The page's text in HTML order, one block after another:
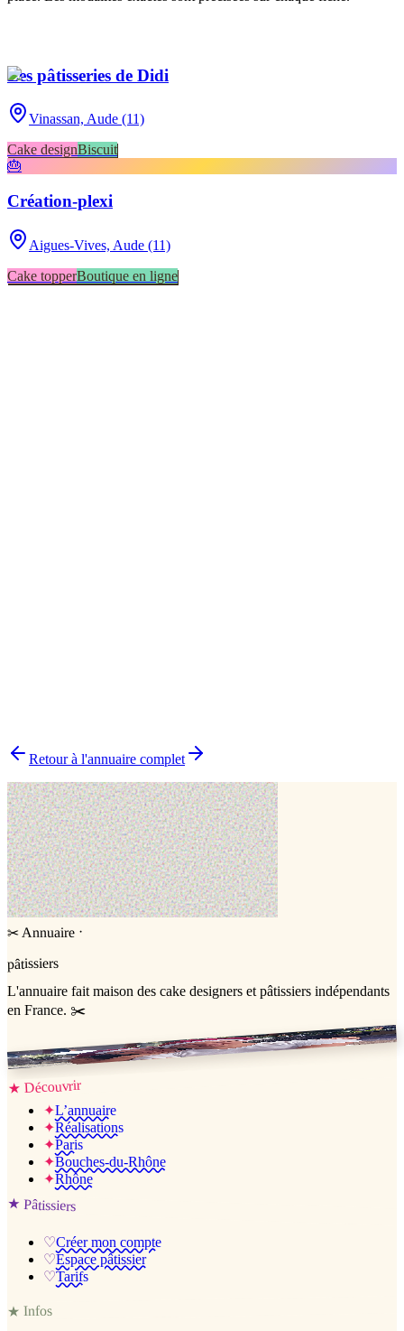
Les pâtisseries de Didi
Vinassan, Aude (11)
Cake designBiscuit
🎂
Création-plexi
Aigues-Vives, Aude (11)
Cake topperBoutique en ligne
Pourquoi choisir un pâtissier indépendant ?
Retour à l'annuaire complet
✂ Annuaire ·
pâtissiers
L'annuaire fait maison des cake designers et pâtissiers indépendants
en France. ✂️
Jessica & Jérémy ♡
★ Découvrir
✦L’annuaire
✦Réalisations
✦Paris
✦Bouches-du-Rhône
✦Rhône
★ Pâtissiers
♡Créer mon compte
♡Espace pâtissier
♡Tarifs
★Infos